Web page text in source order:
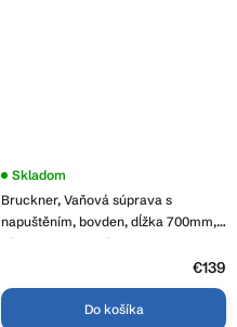
Bruckner, Vaňová súprava s
napuštěním, bovden, dĺžka 700mm,
zátka 72mm, chróm, 164.270.1
Skladom
€139
Do košíka